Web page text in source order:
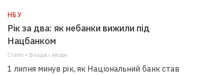
НБУ
Рік за два: як небанки вижили під
Нацбанком
Статті • Влада i люди
1 липня минув рік, як Національний банк став